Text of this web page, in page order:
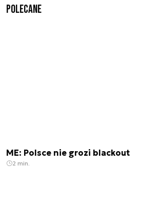
Polecane
ME: Polsce nie grozi blackout
2 min.